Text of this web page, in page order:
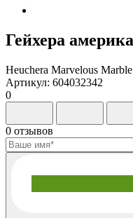
Гейхера
Heuchera Marvelous Marble
Артикул: 604032342
0
0 отзывов